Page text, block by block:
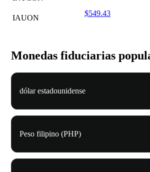
IAUON
$549.43
Monedas fiduciarias
dólar estadounidense
Peso filipino (PHP)